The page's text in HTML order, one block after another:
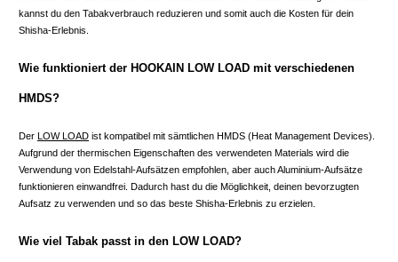
kannst du den Tabakverbrauch reduzieren und somit auch die Kosten für dein
Shisha-Erlebnis.
Wie funktioniert der HOOKAIN LOW LOAD mit verschiedenen
HMDS?
Der LOW LOAD ist kompatibel mit sämtlichen HMDS (Heat Management Devices).
Aufgrund der thermischen Eigenschaften des verwendeten Materials wird die
Verwendung von Edelstahl-Aufsätzen empfohlen, aber auch Aluminium-Aufsätze
funktionieren einwandfrei. Dadurch hast du die Möglichkeit, deinen bevorzugten
Aufsatz zu verwenden und so das beste Shisha-Erlebnis zu erzielen.
Wie viel Tabak passt in den LOW LOAD?